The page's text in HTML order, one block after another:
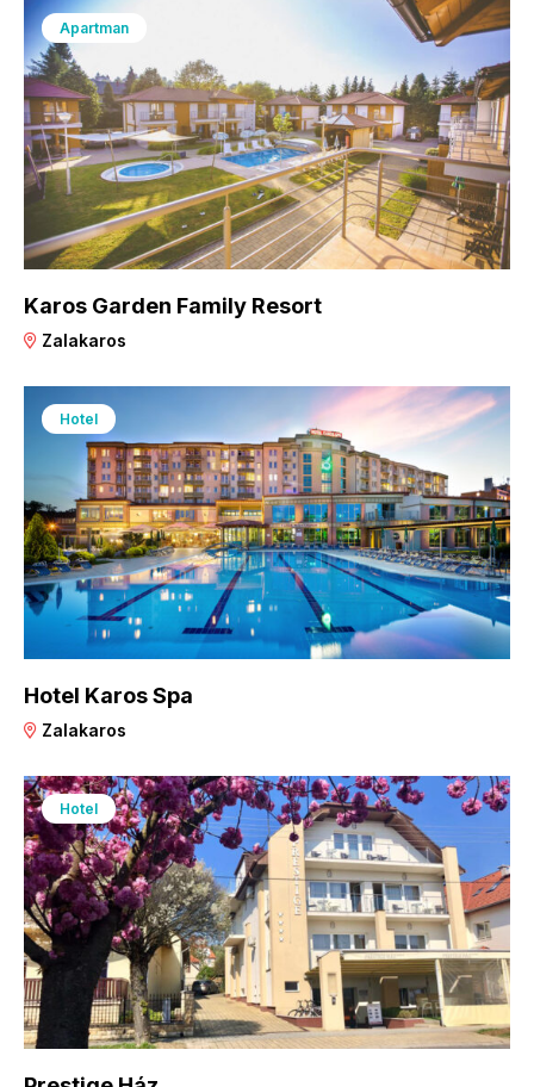
Apartman
Karos Garden Family Resort
Zalakaros
Hotel
Hotel Karos Spa
Zalakaros
Hotel